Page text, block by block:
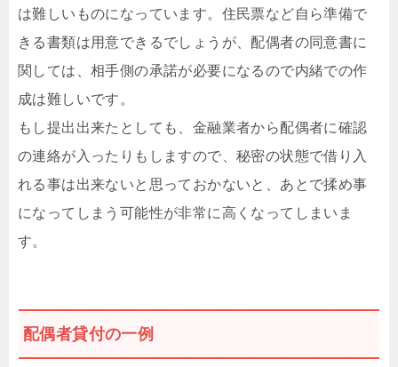
は難しいものになっています。住民票など自ら準備で
きる書類は用意できるでしょうが、配偶者の同意書に
関しては、相手側の承諾が必要になるので内緒での作
成は難しいです。
もし提出出来たとしても、金融業者から配偶者に確認
の連絡が入ったりもしますので、秘密の状態で借り入
れる事は出来ないと思っておかないと、あとで揉め事
になってしまう可能性が非常に高くなってしまいま
す。
配偶者貸付の一例